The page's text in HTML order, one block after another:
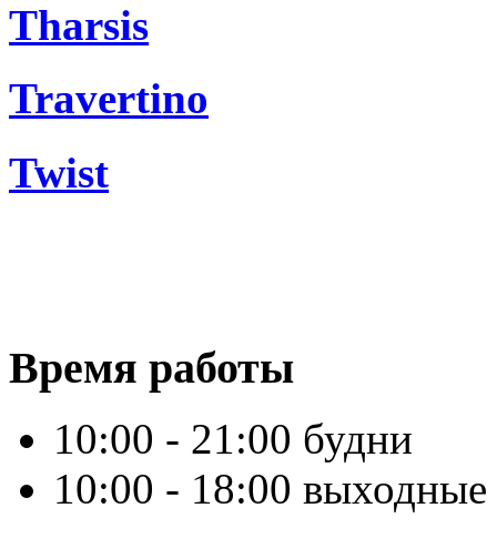
Tharsis
Travertino
Twist
Время работы
10:00 - 21:00 будни
10:00 - 18:00 выходные